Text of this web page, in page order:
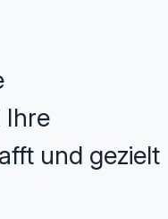
Ihre
und gezielt